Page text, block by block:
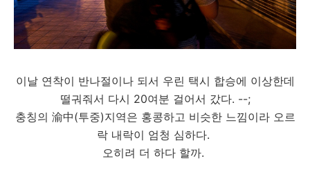
이날 연착이 반나절이나 되서 우린 택시 합승에 이상한데
떨궈줘서 다시 20여분 걸어서 갔다. --;
충칭의 渝中(투중)지역은 홍콩하고 비슷한 느낌이라 오르
락 내락이 엄청 심하다.
오히려 더 하다 할까.